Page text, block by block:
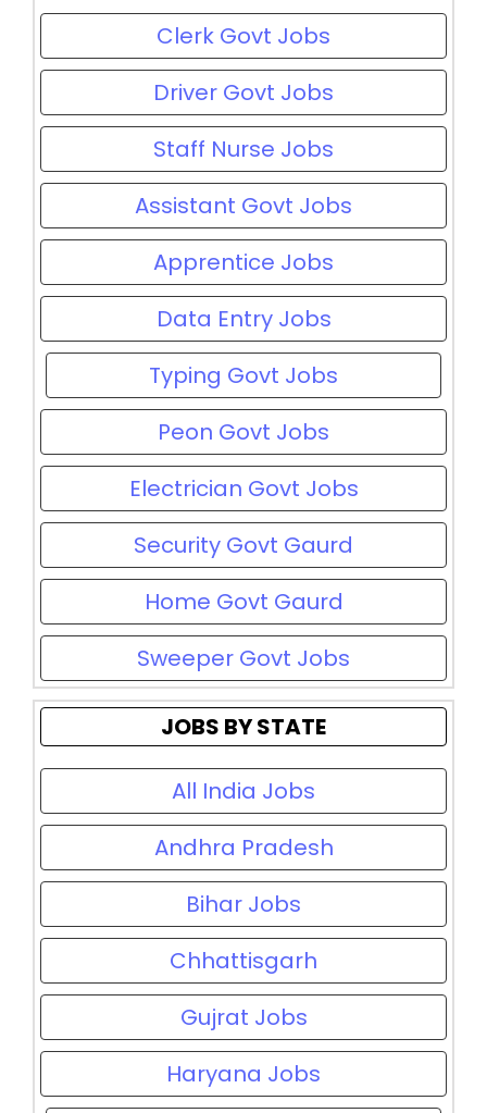
Clerk Govt Jobs
Driver Govt Jobs
Staff Nurse Jobs
Assistant Govt Jobs
Apprentice Jobs
Data Entry Jobs
Typing Govt Jobs
Peon Govt Jobs
Electrician Govt Jobs
Security Govt Gaurd
Home Govt Gaurd
Sweeper Govt Jobs
JOBS BY STATE
All India Jobs
Andhra Pradesh
Bihar Jobs
Chhattisgarh
Gujrat Jobs
Haryana Jobs